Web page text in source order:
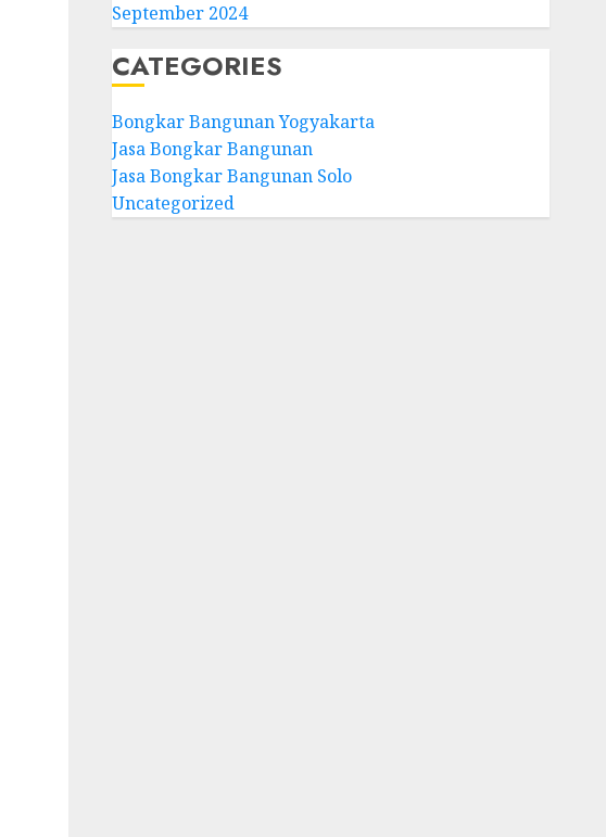
September 2024
CATEGORIES
Bongkar Bangunan Yogyakarta
Jasa Bongkar Bangunan
Jasa Bongkar Bangunan Solo
Uncategorized